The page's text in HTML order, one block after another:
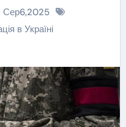
Сер6,2025
в Україні